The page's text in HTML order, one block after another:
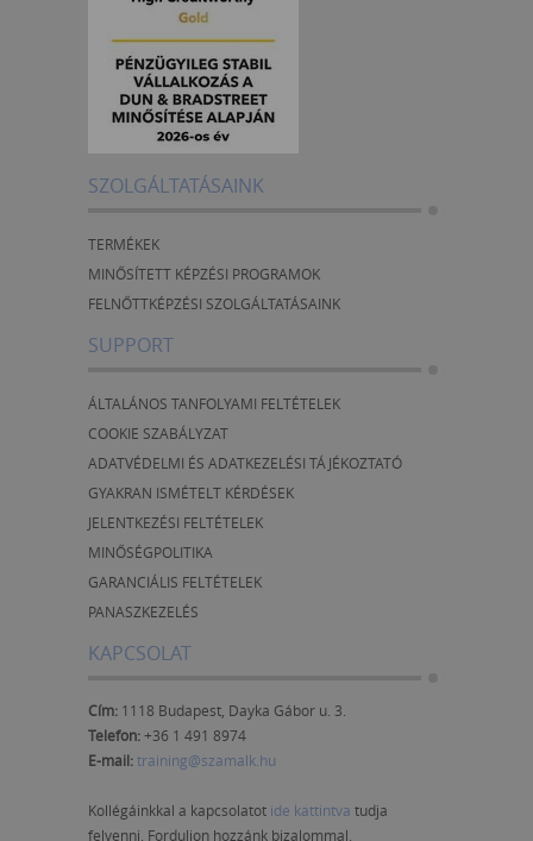
SZOLGÁLTATÁSAINK
TERMÉKEK
MINŐSÍTETT KÉPZÉSI PROGRAMOK
FELNŐTTKÉPZÉSI SZOLGÁLTATÁSAINK
SUPPORT
ÁLTALÁNOS TANFOLYAMI FELTÉTELEK
COOKIE SZABÁLYZAT
ADATVÉDELMI ÉS ADATKEZELÉSI TÁJÉKOZTATÓ
GYAKRAN ISMÉTELT KÉRDÉSEK
JELENTKEZÉSI FELTÉTELEK
MINŐSÉGPOLITIKA
GARANCIÁLIS FELTÉTELEK
PANASZKEZELÉS
KAPCSOLAT
Cím: 1118 Budapest, Dayka Gábor u. 3.
Telefon:+36 1 491 8974
E-mail:training@szamalk.hu
Kollégáinkkal a kapcsolatot ide kattintva tudja
felvenni. Forduljon hozzánk bizalommal.